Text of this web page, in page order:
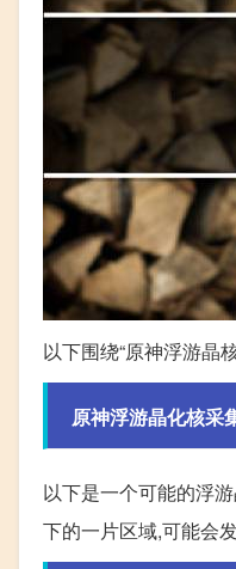
以下围绕“原神浮游晶
原神浮游晶化核采
以下是一个可能的浮
下的一片区域,可能会发